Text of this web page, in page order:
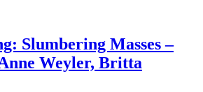
Slumbering Masses –
Weyler, Britta